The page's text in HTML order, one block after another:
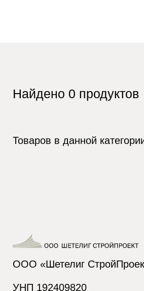
Найдено 0 продуктов
Товаров в данной
ООО «Шетелиг
УНП 192409820